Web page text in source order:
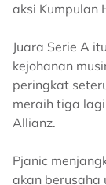
aksi Kumpulan
Juara Serie A
kejohanan
peringkat
meraih tiga
Allianz.
Pjanic
akan